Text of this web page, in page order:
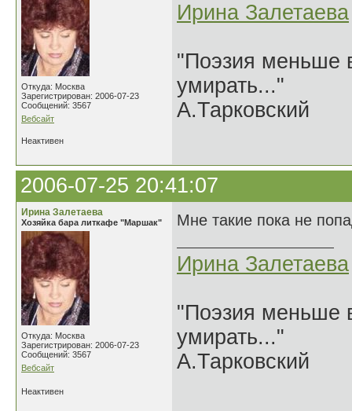
Откуда: Москва
Зарегистрирован: 2006-07-23
Сообщений: 3567
Вебсайт
Ирина Залетаева
"Поэзия меньше
умирать..."
А.Тарковский
Неактивен
2006-07-25 20:41:07
Ирина Залетаева
Хозяйка бара литкафе "Маршак"
Откуда: Москва
Зарегистрирован: 2006-07-23
Сообщений: 3567
Вебсайт
Мне такие пока не
Ирина Залетаева
"Поэзия меньше
умирать..."
А.Тарковский
Неактивен